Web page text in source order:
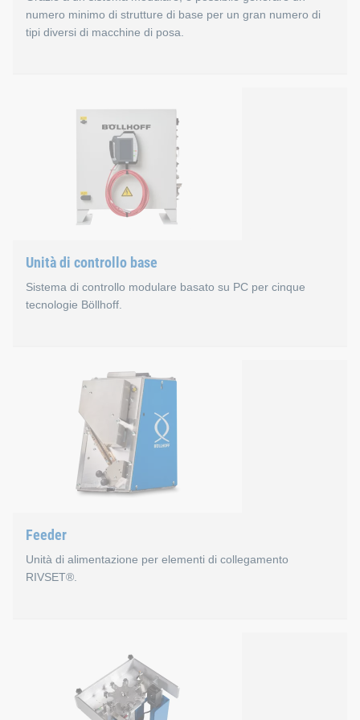
numero minimo di strutture di base per un gran numero di
tipi diversi di macchine di posa.
Caratteristiche
Il processo di progettazione delle rivettatrici, sia per
I nuovi telai a C hanno un peso medio inferiore del
Le rivettatrici possono essere configurate dall'utente
Unità di controllo base
Sistema di controllo modulare basato su PC per cinque
tecnologie Böllhoff.
Unità di controllo base
Vantaggi
Un unico principio di controllo per le tecnologie
Menu HMI familiari per gli operatori che utilizzano i
- Concetto di sicurezza IT uniforme
Nuova interfaccia utente HMI 2.0
Feeder
Unità di alimentazione per elementi di collegamento
RIVSET®.
Per la lavorazione di rivetti stampati RIVSET® sfusi